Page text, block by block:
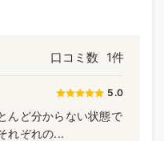
口コミ数 1件
5.0
んど分からない状態で
れぞれの...